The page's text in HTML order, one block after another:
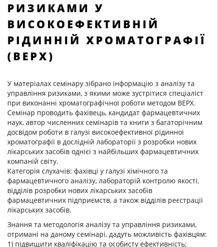
РИЗИКАМИ У
ВИСОКОЕФЕКТИВНІЙ
РІДИННІЙ ХРОМАТОГРАФІЇ
(ВЕРХ)
У матеріалах семінару зібрано інформацію з аналізу та
управління ризиками, з якими може зустрітися спеціаліст
при виконанні хроматографічної роботи методом ВЕРХ.
Семінар проводить фахівець, кандидат фармацевтичних
наук, автор численних семінарів та книги з багаторічним
досвідом роботи в галузі високоефективної рідинної
хроматографії в дослідній лабораторії з розробки нових
лікарських засобів однієї з найбільших фармацевтичних
компаній світу.
Категорія слухачів: фахівці у галузі хімічного та
фармацевтичного аналізу, лабораторій контролю якості,
відділів розробки нових лікарських засобів
фармацевтичних підприємств, а також відділів реєстрації
лікарських засобів.
Знання та методологія аналізу та управління ризиками,
отримані на даному семінарі, дадуть можливість фахівцям:
1) підвищити кваліфікацію та особисту ефективність;